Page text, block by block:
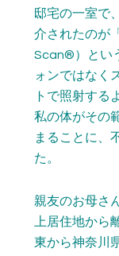
邸宅の一室で
介されたのが
Scan®）とい
ォンではなく
トで照射する
私の体がその
まることに、
た。
親友のお母さ
上居住地から
東から神奈川